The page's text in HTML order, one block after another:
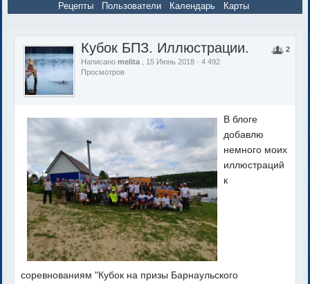
Рецепты
Пользователи Календарь Карты
2
Кубок БПЗ. Иллюстрации.
Написаноmelita
, 15 Июнь 2018 · 4 492
Просмотров
В блоге
добавлю
немного моих
иллюстраций
к
соревнованиям "Кубок на призы Барнаульского